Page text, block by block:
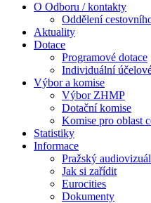
O Odboru / kontakty
Oddělení
Aktuality
Dotace
Programové dotace
Individuální
Výbor a komise
Výbor ZHMP
Dotační komise
Komise pro oblast
Statistiky
Informace
Pražský
Jak si zařídit
Eurocities
Dokumenty